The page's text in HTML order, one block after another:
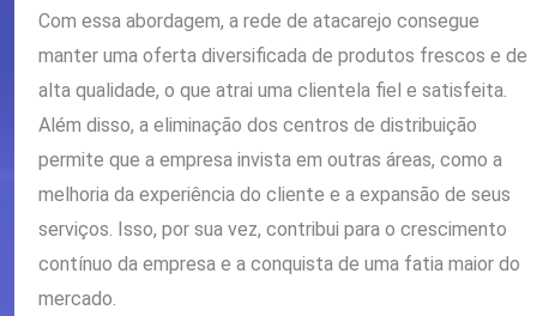
Com essa abordagem, a rede de atacarejo consegue
manter uma oferta diversificada de produtos frescos e de
alta qualidade, o que atrai uma clientela fiel e satisfeita.
Além disso, a eliminação dos centros de distribuição
permite que a empresa invista em outras áreas, como a
melhoria da experiência do cliente e a expansão de seus
serviços. Isso, por sua vez, contribui para o crescimento
contínuo da empresa e a conquista de uma fatia maior do
mercado.